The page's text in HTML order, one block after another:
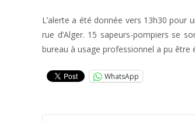
L’alerte a été donnée vers 13h30 pour
rue d’Alger. 15 sapeurs-pompiers se
bureau à usage professionnel a pu être
WhatsApp